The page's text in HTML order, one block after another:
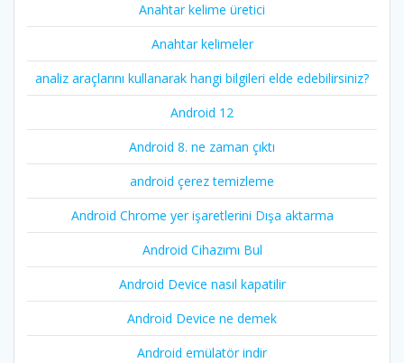
Anahtar kelime üretici
Anahtar kelimeler
analiz araçlarını kullanarak hangi bilgileri elde edebilirsiniz?
Android 12
Android 8. ne zaman çıktı
android çerez temizleme
Android Chrome yer işaretlerini Dışa aktarma
Android Cihazımı Bul
Android Device nasıl kapatilir
Android Device ne demek
Android emülatör indir